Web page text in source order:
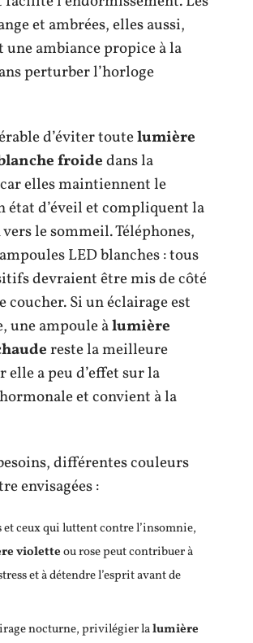
et ambrées, elles aussi,
ambiance propice à la
perturber l’horloge
d’éviter toutelumière
froidedans la
elles maintiennent le
état d’éveil et compliquent la
le sommeil. Téléphones,
LED blanches : tous
devraient être mis de côté
coucher. Si un éclairage est
une ampoule àlumière
reste la meilleure
elle a peu d’effet sur la
et convient à la
différentes couleurs
envisagées :
et ceux qui luttent contre l’insomnie,
violetteou rose peut contribuer à
et à détendre l’esprit avant de
nocturne, privilégier lalumière